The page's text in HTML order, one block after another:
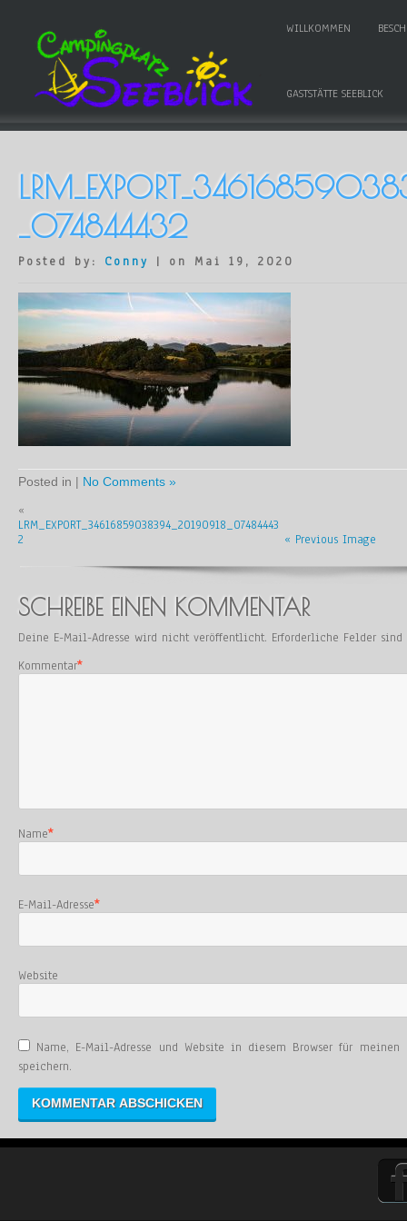
WILLKOMMEN
GASTSTÄTTE SEEBLICK
_074844432
Posted by: Conny | on Mai 19, 2020
Posted in | No Comments »
«
LRM_EXPORT_34616859038394_20190918_07484443
2
« Previous Image
SCHREIBE EINEN KOMMENTAR
Deine E-Mail-Adresse wird nicht veröffentlicht. Erforderliche Felder
Kommentar*
Name*
E-Mail-Adresse*
Website
Name, E-Mail-Adresse und Website in diesem Browser für meinen
speichern.